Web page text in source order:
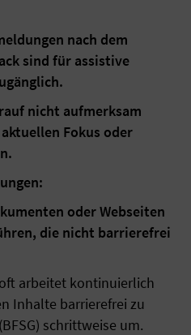
nach dem
sind für assistive
nicht aufmerksam
Fokus oder
oder Webseiten
die nicht barrierefrei
arbeitet kontinuierlich
Inhalte barrierefrei zu
schrittweise um.